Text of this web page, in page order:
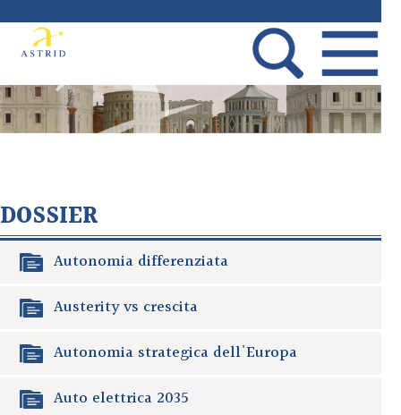
DOSSIER
Autonomia differenziata
Austerity vs crescita
Autonomia strategica dell'Europa
Auto elettrica 2035